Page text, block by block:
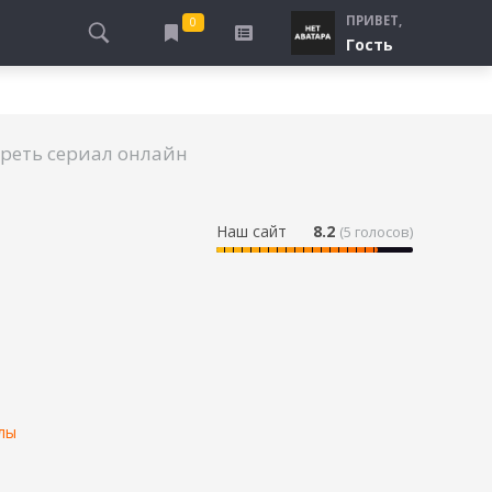
СПЕЦСЛУЖБЫ
ПРО ШКОЛУ, ПОДРОСТКОВ
0
БУДУ СМОТРЕТЬ
ПРИВЕТ,
Гость
сериал онлайн
Наш сайт 8.2 (5 голосов)